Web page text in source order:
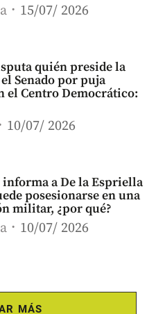
15/07/ 2026
quién preside la
Senado por puja
el Centro Democrático:
10/07/ 2026
a De la Espriella
posesionarse en una
militar, ¿por qué?
10/07/ 2026
MÁS